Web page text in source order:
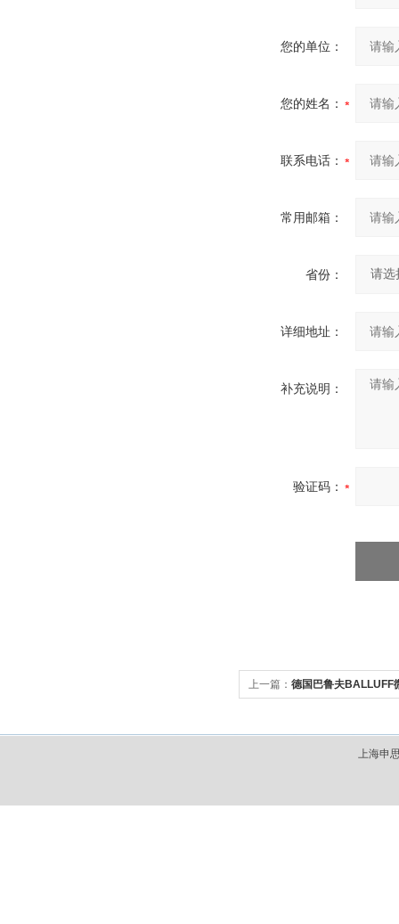
您的单位：
您的姓名：
联系电话：
常用邮箱：
省份：
详细地址：
补充说明：
验证码：
上一篇： 德国巴鲁夫BALLUFF
上海申